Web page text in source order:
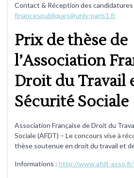
Contact & Réception des candidatures
financespubliques@univ-paris1.fr
Prix de thèse de
l’Association
Droit du Travail
Sécurité Sociale
Association Française de Droit du
Sociale (AFDT) – Le concours vise à
thèse soutenue en droit du travail et
Informations : http://www.afdt-asso.fr/